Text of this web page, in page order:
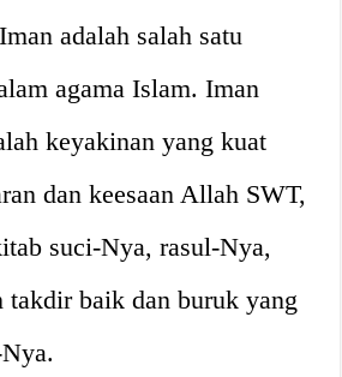
adalah salah satu
agama Islam. Iman
keyakinan yang kuat
dan keesaan Allah SWT,
suci-Nya, rasul-Nya,
takdir baik dan buruk yang